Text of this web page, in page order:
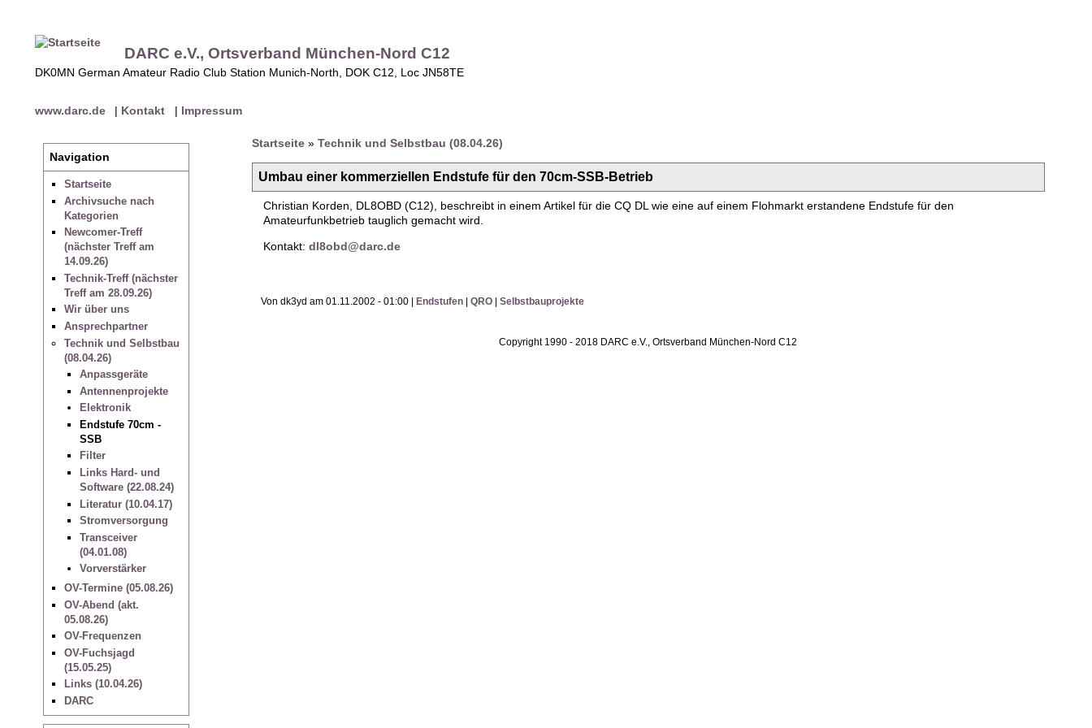
DARC e.V., Ortsverband München-Nord C12
DK0MN German Amateur Radio Club Station Munich-North, DOK C12, Loc JN58TE
www.darc.de | Kontakt | Impressum
Navigation
Startseite
Archivsuche nach
Kategorien
Newcomer-Treff
(nächster Treff am
14.09.26)
Technik-Treff (nächster
Treff am 28.09.26)
Wir über uns
Ansprechpartner
Technik und Selbstbau
(08.04.26)
Anpassgeräte
Antennenprojekte
Elektronik
Endstufe 70cm -
SSB
Filter
Links Hard- und
Software (22.08.24)
Literatur (10.04.17)
Stromversorgung
Transceiver
(04.01.08)
Vorverstärker
OV-Termine (05.08.26)
OV-Abend (akt.
05.08.26)
OV-Frequenzen
OV-Fuchsjagd
(15.05.25)
Links (10.04.26)
DARC
Startseite» Technik und Selbstbau (08.04.26)
Umbau einer kommerziellen Endstufe für den 70cm-SSB-Betrieb
Christian Korden, DL8OBD (C12), beschreibt in einem Artikel für die CQ DL wie eine auf einem Flohmarkt erstandene Endstufe für den
Amateurfunkbetrieb tauglich gemacht wird.
Kontakt: dl8obd@darc.de
Von dk3yd am 01.11.2002 - 01:00 | Endstufen |QRO |Selbstbauprojekte
Copyright 1990 - 2018 DARC e.V., Ortsverband München-Nord C12